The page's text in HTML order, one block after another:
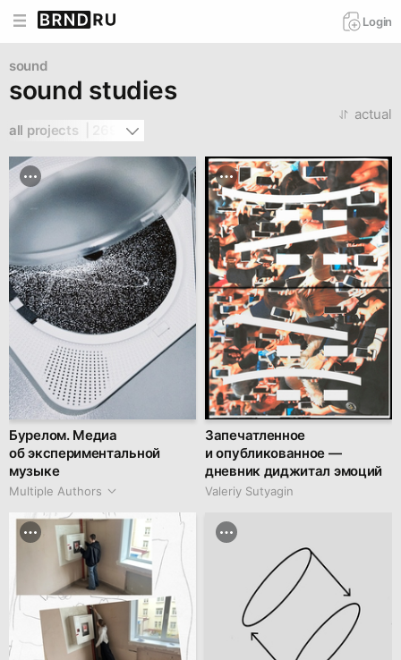
Login
sound
sound studies
all projects  | 269
actual
Бурелом. Медиа
об экспериментальной
музыке
Multiple Authors
Запечатленное
и опубликованное —
дневник диджитал эмоций
Valeriy Sutyagin